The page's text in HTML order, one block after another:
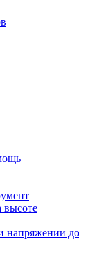
высоте
напряжении до